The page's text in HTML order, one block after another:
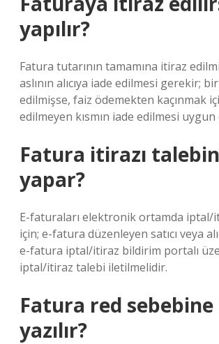
yapılır?
Fatura tutarının tamamına itiraz
aslının alıcıya iade edilmesi gerekir;
edilmişse, faiz ödemekten kaçınmak
edilmeyen kısmın iade edilmesi
Fatura itirazı
yapar?
E-faturaları elektronik ortamda iptal/
için; e-fatura düzenleyen satıcı veya
e-fatura iptal/itiraz bildirim portalı
iptal/itiraz talebi iletilmelidir.
Fatura red sebebine
yazılır?